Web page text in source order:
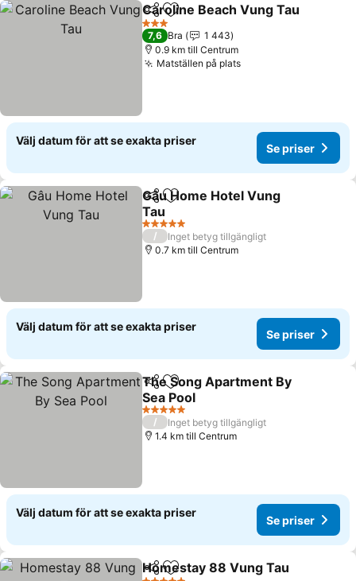
Dela Lägg till i Mina Favoriter
Caroline Beach Vung Tau
3 Stjärnor
7,6 Bra
1 443
0.9 km till Centrum
Matställen på plats
Välj datum för att se exakta priser
Se priser
Dela Lägg till i Mina Favoriter
Gâu Home Hotel Vung
Tau
5 Stjärnor
/
Inget betyg tillgängligt
0.7 km till Centrum
Välj datum för att se exakta priser
Se priser
Dela Lägg till i Mina Favoriter
The Song Apartment By
Sea Pool
5 Stjärnor
/
Inget betyg tillgängligt
1.4 km till Centrum
Välj datum för att se exakta priser
Se priser
Dela Lägg till i Mina Favoriter
Homestay 88 Vung Tau